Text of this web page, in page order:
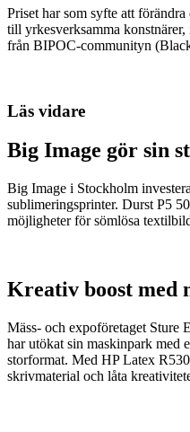
Priset har som syfte att
till yrkesverksamma
från BIPOC-communityn
Läs vidare
Big Image gör sin
Big Image i Stockholm
sublimeringsprinter. Durst P5
möjligheter för sömlösa
Kreativ boost med
Mäss- och expoföretaget
har utökat sin maskinpark med
storformat. Med HP Latex
skrivmaterial och låta